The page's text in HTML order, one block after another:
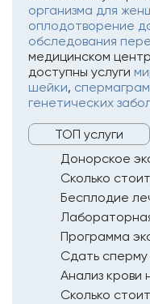
организма для
оплодотворение
обследования
медицинском
доступны услуги
шейки,
генетических
ТОП услуги
Донорское
Сколько
Бесплодие
Программа
Сдать сперму
Анализ крови
Сколько